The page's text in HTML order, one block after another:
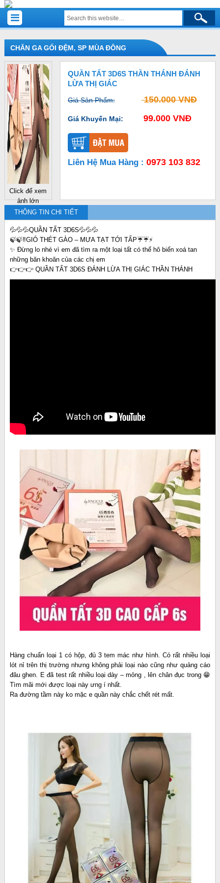
CHĂN GA GỐI ĐỆM, SP MÙA ĐÔNG
Click để xem
ảnh lớn
QUẦN TẤT 3D6S THẦN THÁNH ĐÁNH
LỪA THỊ GIÁC
Giá Sản Phẩm: 150.000 VNĐ
Giá Khuyến Mại: 99.000 VNĐ
Liên Hệ Mua Hàng :0973 103 832
THÔNG TIN CHI TIẾT
💦💦💦QUẦN TẤT 3D6S💦💦💦
🍃🍃‼️GIÓ THÉT GÀO – MƯA TẠT TỚI TẤP☔️☔️⚡️
✨ Đừng lo nhé vì em đã tìm ra một loại tất có thể hô biến xoá tan
những băn khoăn của các chị em
👉👉👉 QUẦN TẤT 3D6S ĐÁNH LỪA THỊ GIÁC THẦN THÁNH
Hàng chuẩn loại 1 có hộp, đủ 3 tem mác như hình. Có rất nhiều loại
lót nỉ trên thị trường nhưng không phải loại nào cũng như quảng cáo
đâu ghen. E đã test rất nhiều loại dày – mỏng , lên chân đục trong 😁
Tìm mãi mới được loại này ưng í nhất.
Ra đường tầm này ko mặc e quần này chắc chết rét mất.